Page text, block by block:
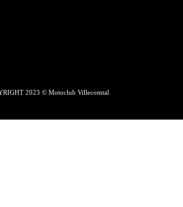
2023 © Motoclub Villecomtal